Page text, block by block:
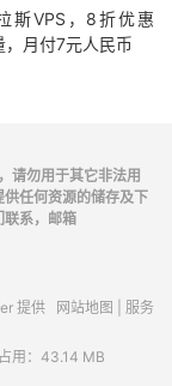
斯VPS，8折优惠
月付7元人民币
请勿用于其它非法用
任何资源的储存及下
联系，邮箱
提供 网站地图 | 服务
用：43.14 MB